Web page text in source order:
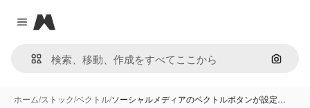
Close menu
Magnific
画像で
ホーム/ストック/ベクトル/ソーシャルメディアのベクトルボタンが設定…